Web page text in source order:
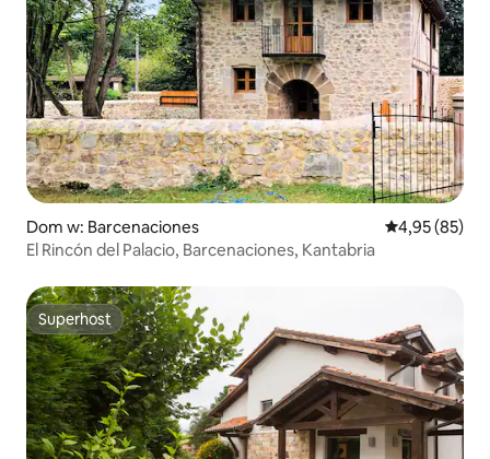
Dom w: Barcenaciones Średnia
4,95 (85)
El Rincón del Palacio, Barcenaciones, Kantabria
Superhost
Superhost